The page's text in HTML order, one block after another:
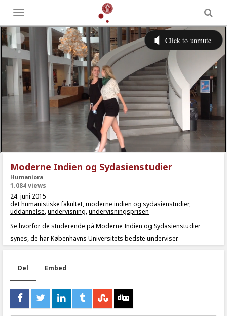
Toggle
menu
Moderne Indien og Sydasienstudier
Humaniora
1.084 views
24. juni 2015
det humanistiske fakultet,moderne indien og sydasienstudier,
uddannelse,undervisning,undervisningsprisen
Se hvorfor de studerende på Moderne Indien og Sydasienstudier
synes, de har Københavns Universitets bedste underviser.
Del Embed